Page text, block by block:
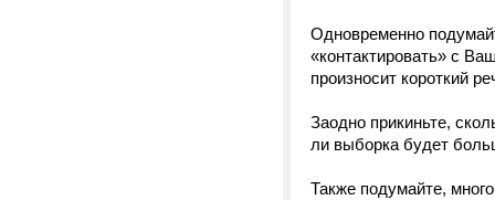
Одновременно
«контактировать» с
произносит короткий
Заодно прикиньте,
ли выборка будет
Также подумайте,